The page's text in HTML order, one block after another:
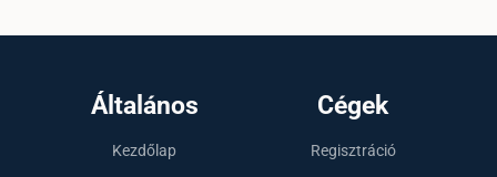
Általános
Kezdőlap
Cégek
Regisztráció